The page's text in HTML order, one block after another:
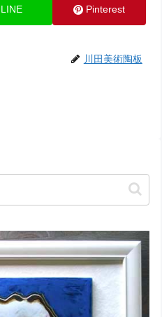
LINE Pinterest
川田美術陶板